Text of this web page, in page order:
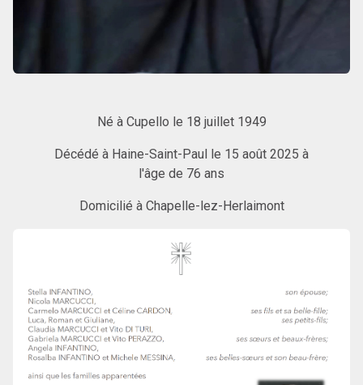
Né à Cupello le 18 juillet 1949
Décédé à Haine-Saint-Paul le 15 août 2025 à
l'âge de 76 ans
Domicilié à Chapelle-lez-Herlaimont